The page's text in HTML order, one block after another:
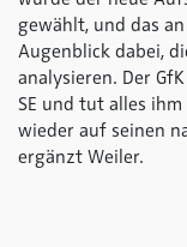
gewählt, und das
Augenblick dabei,
analysieren. Der
SE und tut alles
wieder auf seinen
ergänzt Weiler.